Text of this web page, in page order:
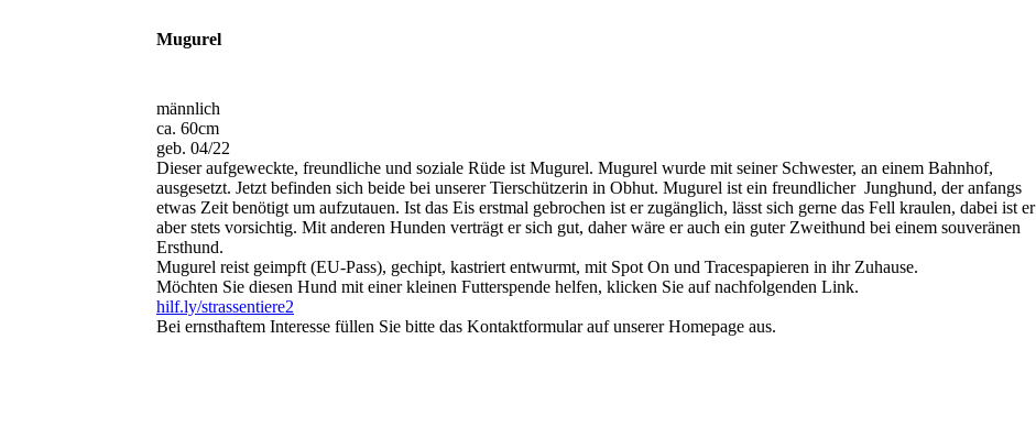
Mugurel
männlich
ca. 60cm
geb. 04/22
Dieser aufgeweckte, freundliche und soziale Rüde ist Mugurel. Mugurel wurde mit seiner Schwester, an einem Bahnhof,
ausgesetzt. Jetzt befinden sich beide bei unserer Tierschützerin in Obhut. Mugurel ist ein freundlicher Junghund, der anfangs
etwas Zeit benötigt um aufzutauen. Ist das Eis erstmal gebrochen ist er zugänglich, lässt sich gerne das Fell kraulen, dabei ist er
aber stets vorsichtig. Mit anderen Hunden verträgt er sich gut, daher wäre er auch ein guter Zweithund bei einem souveränen
Ersthund.
Mugurel reist geimpft (EU-Pass), gechipt, kastriert entwurmt, mit Spot On und Tracespapieren in ihr Zuhause.
Möchten Sie diesen Hund mit einer kleinen Futterspende helfen, klicken Sie auf nachfolgenden Link.
hilf.ly/strassentiere2
Bei ernsthaftem Interesse füllen Sie bitte das Kontaktformular auf unserer Homepage aus.